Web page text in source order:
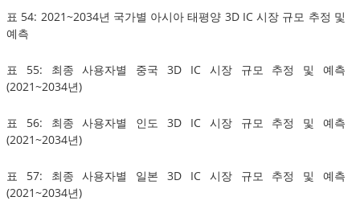
표 54: 2021~2034년 국가별 아시아 태평양 3D IC 시장 규모 추정 및
예측
표 55: 최종 사용자별 중국 3D IC 시장 규모 추정 및 예측
(2021~2034년)
표 56: 최종 사용자별 인도 3D IC 시장 규모 추정 및 예측
(2021~2034년)
표 57: 최종 사용자별 일본 3D IC 시장 규모 추정 및 예측
(2021~2034년)